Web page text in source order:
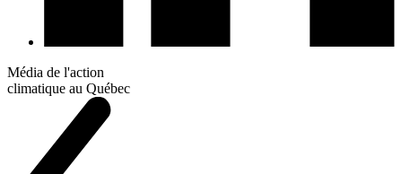
Média de l'action
climatique au Québec